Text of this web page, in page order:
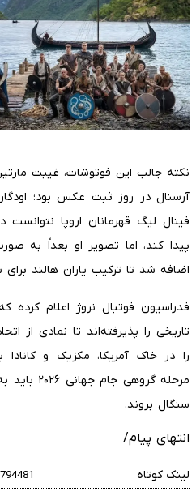
نکته جالب این فوتوشات، غیبت
آرسنال در روز ثبت عکس بود؛
فینال لیگ قهرمانان اروپا
پیدا کند، اما تصویر او بعداً به
اضافه شد تا ترکیب یاران هالند
فدراسیون فوتبال نروژ اعلام
تاریخی را پذیرفته‌اند تا نمادی از
را در خاک آمریکا، مکزیک و
مرحله
سنگال بروند.
انتهای پیام/
لینک کوتاه